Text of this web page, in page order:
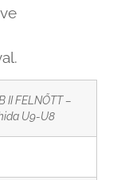
II FELNŐTT –
U9-U8